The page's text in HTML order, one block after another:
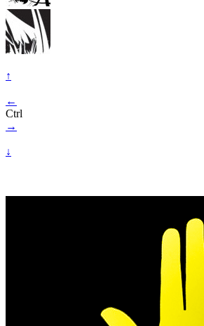
↑
←
Ctrl
→
↓